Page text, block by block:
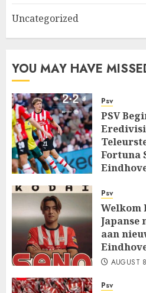
Uncategorized
YOU MAY HAVE
Psv
PSV
Fortuna
AUGUST
Psv
Welkom
aan
AUGUST
Psv